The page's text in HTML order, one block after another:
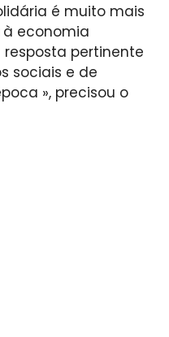
é muito mais
economia
pertinente
sociais e de
», precisou o